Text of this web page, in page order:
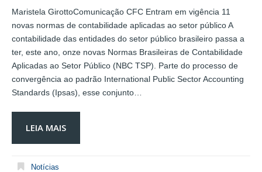
Maristela GirottoComunicação CFC Entram em vigência 11
novas normas de contabilidade aplicadas ao setor público A
contabilidade das entidades do setor público brasileiro passa a
ter, este ano, onze novas Normas Brasileiras de Contabilidade
Aplicadas ao Setor Público (NBC TSP). Parte do processo de
convergência ao padrão International Public Sector Accounting
Standards (Ipsas), esse conjunto…
LEIA MAIS
Notícias